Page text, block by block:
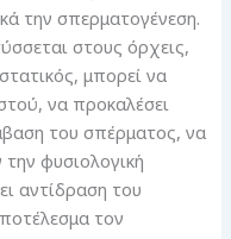
την σπερματογένεση.
στους όρχεις,
μπορεί να
να προκαλέσει
του σπέρματος, να
φυσιολογική
αντίδραση του
τον